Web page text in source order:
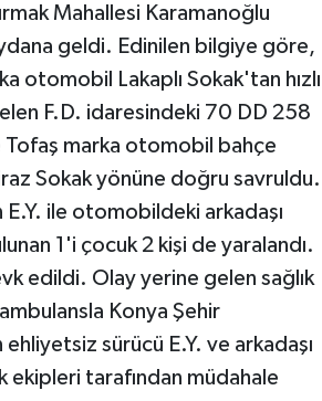
Mahallesi Karamanoğlu
geldi. Edinilen bilgiye göre,
otomobil Lakaplı Sokak'tan hızlı
F.D. idaresindeki 70 DD 258
Tofaş marka otomobil bahçe
Sokak yönüne doğru savruldu.
E.Y. ile otomobildeki arkadaşı
1'i çocuk 2 kişi de yaralandı.
edildi. Olay yerine gelen sağlık
Konya Şehir
ehliyetsiz sürücü E.Y. ve arkadaşı
ekipleri tarafından müdahale